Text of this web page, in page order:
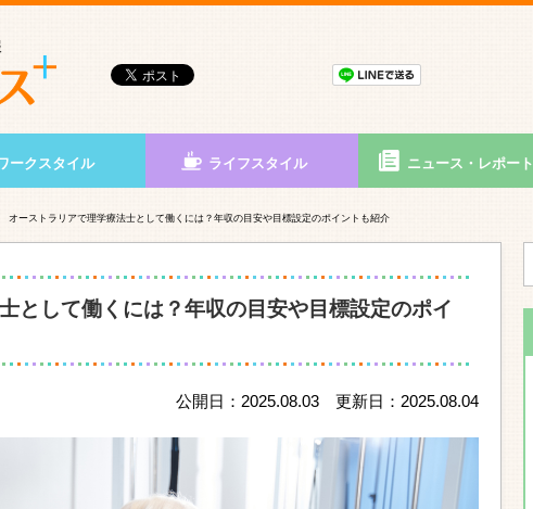
ークスタイル ライフスタイル ニュース・レポート
オーストラリアで理学療法士として働くには？年収の目安や目標設定のポイントも紹介
として働くには？年収の目安や目標設定のポイ
公開日：2025.08.03 更新日：2025.08.04